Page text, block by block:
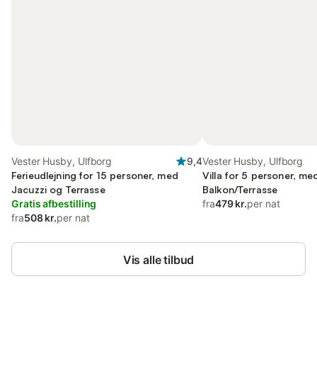
Vester Husby, Ulfborg
9,4
Ferieudlejning for 15 personer, med
Jacuzzi og Terrasse
Gratis afbestilling
fra508 kr.per nat
Vester Husby, Ulfborg
Villa for 5 personer,
Balkon/Terrasse
fra479 kr.per nat
Vis alle tilbud